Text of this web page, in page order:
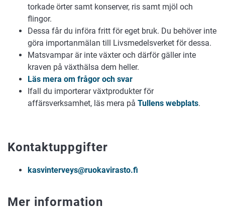
torkade örter samt konserver, ris samt mjöl och
flingor.
Dessa får du införa fritt för eget bruk. Du behöver inte
göra importanmälan till Livsmedelsverket för dessa.
Matsvampar är inte växter och därför gäller inte
kraven på växthälsa dem heller.
Läs mera om frågor och svar
Ifall du importerar växtprodukter för
affärsverksamhet, läs mera på Tullens webplats.
Kontaktuppgifter
kasvinterveys@ruokavirasto.fi
Mer information